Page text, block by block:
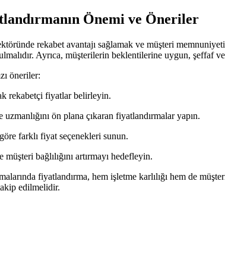
Önemi ve Öneriler
rekabet avantajı sağlamak ve müşteri
Ayrıca, müşterilerin beklentilerine uygun, şeffaf
öneriler:
rekabetçi fiyatlar belirleyin.
ön plana çıkaran fiyatlandırmalar yapın.
farklı fiyat seçenekleri sunun.
bağlılığını artırmayı hedefleyin.
fiyatlandırma, hem işletme karlılığı hem de
edilmelidir.